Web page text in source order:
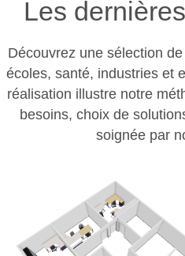
Les
Découvrez une sélection
écoles, santé, industries et
réalisation illustre notre
besoins, choix de
soignée par